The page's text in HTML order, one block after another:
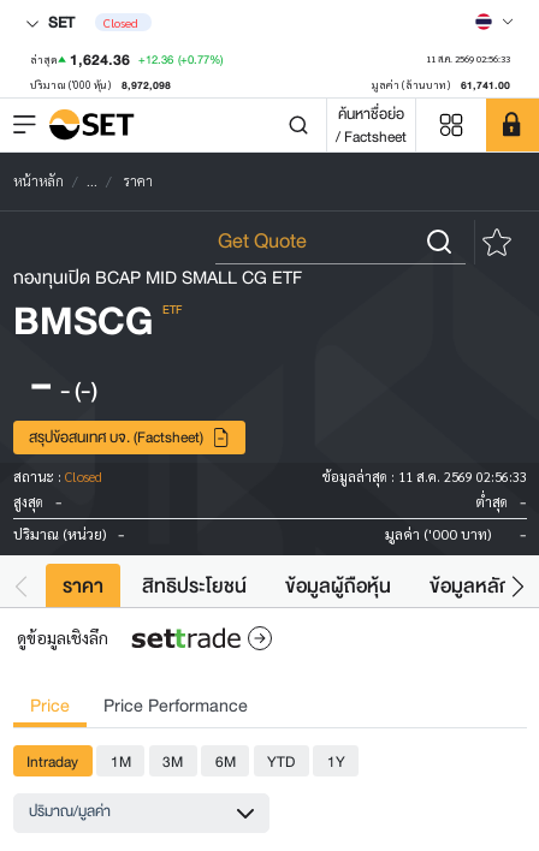
SET Closed
ล่าสุด 1,624.36 +12.36 (+0.77%) 11 ส.ค. 2569 02:56:33
ปริมาณ ('000 หุ้น) 8,972,098 มูลค่า (ล้านบาท) 61,741.00
ค้นหาชื่อย่อ
/ Factsheet
หน้าหลัก ... ราคา
กองทุนเปิด BCAP MID SMALL CG ETF
BMSCG ETF
- -(-)
สรุปข้อสนเทศ บจ. (Factsheet)
สถานะ : Closed ข้อมูลล่าสุด : 11 ส.ค. 2569 02:56:33
สูงสุด
- ต่ำสุด -
ปริมาณ (หน่วย) - มูลค่า ('000 บาท) -
ราคา สิทธิประโยชน์ ข้อมูลผู้ถือหุ้น ข้อมูลหลักท
ดูข้อมูลเชิงลึก
Price Price Performance
Intraday 1M 3M 6M YTD
1Y
ปริมาณ/มูลค่า